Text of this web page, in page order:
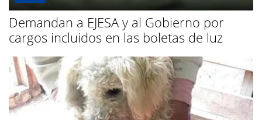
Demandan a EJESA y al Gobierno por
cargos incluidos en las boletas de luz